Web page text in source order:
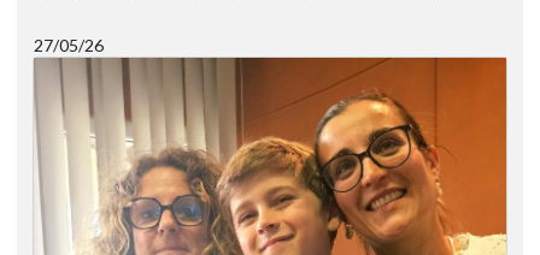
27/05/26